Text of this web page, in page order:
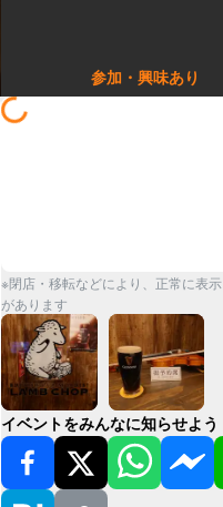
参加・興味あり
※閉店・移転などにより、正常に表
があります
イベントをみんなに知らせよう